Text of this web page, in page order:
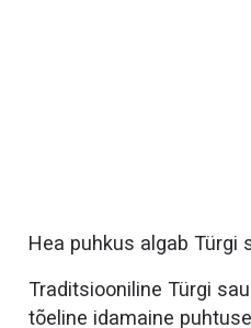
Hea puhkus algab Türgi
Traditsiooniline Türgi
tõeline idamaine